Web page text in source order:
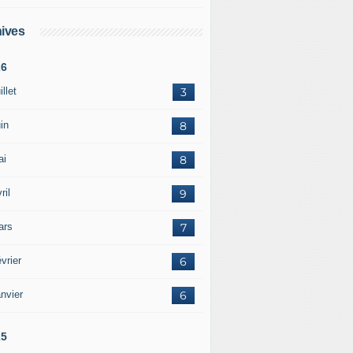
3
8
8
9
7
6
6